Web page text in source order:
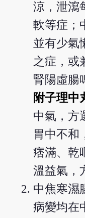
涼，泄瀉
軟等症；
並有少氣
之症，或
腎陽虛腸
附子理中
中氣，方
胃中不和
痞滿、乾
溫益氣，
中焦寒濕
病變均在